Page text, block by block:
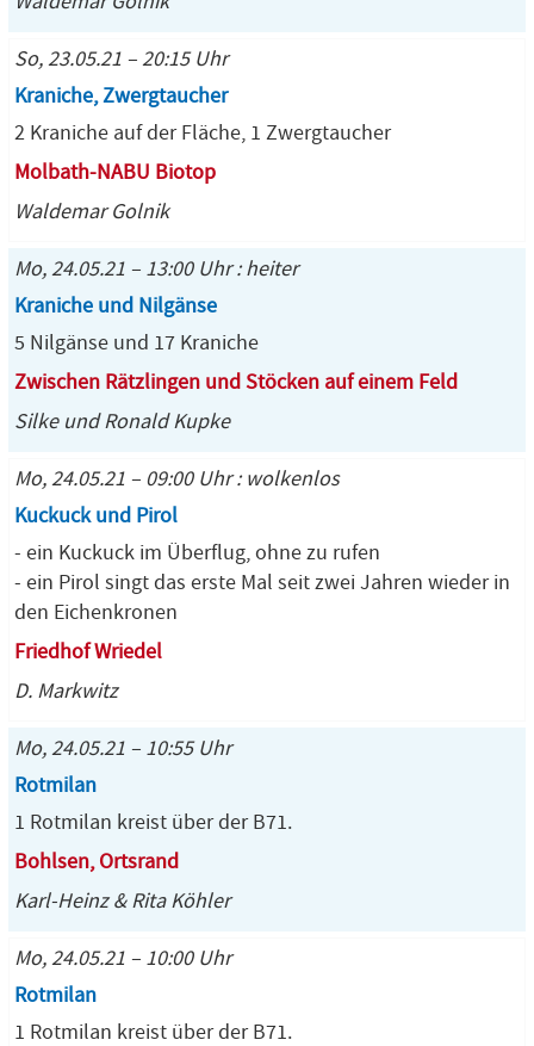
So, 23.05.21 – 20:15 Uhr
Kraniche, Zwergtaucher
2 Kraniche auf der Fläche, 1 Zwergtaucher
Molbath-NABU Biotop
Waldemar Golnik
Mo, 24.05.21 – 13:00 Uhr : heiter
Kraniche und Nilgänse
5 Nilgänse und 17 Kraniche
Zwischen Rätzlingen und Stöcken auf einem Feld
Silke und Ronald Kupke
Mo, 24.05.21 – 09:00 Uhr : wolkenlos
Kuckuck und Pirol
- ein Kuckuck im Überflug, ohne zu rufen
- ein Pirol singt das erste Mal seit zwei Jahren wieder in
den Eichenkronen
Friedhof Wriedel
D. Markwitz
Mo, 24.05.21 – 10:55 Uhr
Rotmilan
1 Rotmilan kreist über der B71.
Bohlsen, Ortsrand
Karl-Heinz & Rita Köhler
Mo, 24.05.21 – 10:00 Uhr
Rotmilan
1 Rotmilan kreist über der B71.